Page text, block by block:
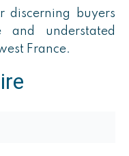
buyers
and understated
France.